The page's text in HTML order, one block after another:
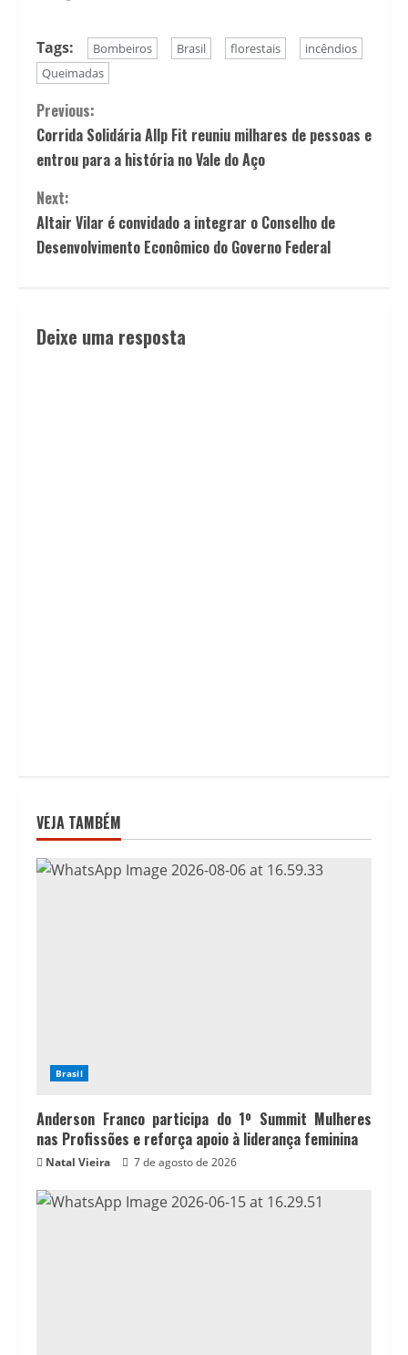
Tags: Bombeiros Brasil florestais
incêndios
Queimadas
Previous:
Corrida Solidária Allp Fit reuniu milhares de pessoas e
entrou para a história no Vale do Aço
Next:
Altair Vilar é convidado a integrar o Conselho de
Desenvolvimento Econômico do Governo Federal
Deixe uma resposta
VEJA TAMBÉM
Brasil
Anderson Franco participa do 1º Summit Mulheres
nas Profissões e reforça apoio à liderança feminina
Natal Vieira 7 de agosto de 2026